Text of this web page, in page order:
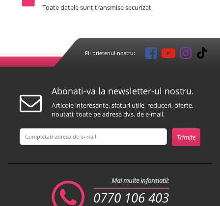
Toate datele sunt transmise securizat
Fii prietenul nostru:
Abonati-va la newsletter-ul nostru.
Articole interesante, sfaturi utile, reduceri, oferte,
noutati; toate pe adresa dvs. de e-mail.
Mai multe informatii:
0770 106 403